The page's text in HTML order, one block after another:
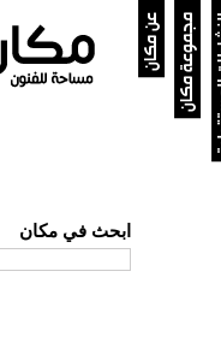
عن مكان مجموعة مكان
ابحث في مكان